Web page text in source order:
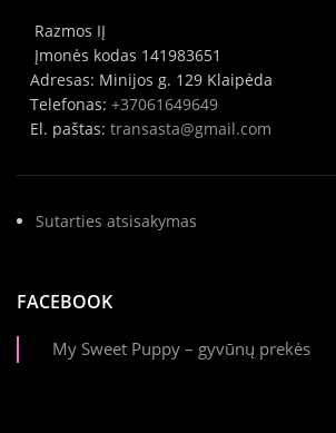
Razmos IĮ
Įmonės kodas 141983651
Adresas: Minijos g. 129 Klaipėda
Telefonas: +37061649649
El. paštas: transasta@gmail.com
Sutarties atsisakymas
FACEBOOK
My Sweet Puppy – gyvūnų prekės